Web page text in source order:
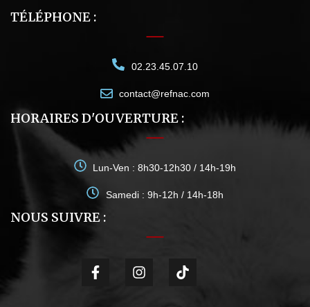
TÉLÉPHONE :
02.23.45.07.10
contact@refnac.com
HORAIRES D'OUVERTURE :
Lun-Ven : 8h30-12h30 / 14h-19h
Samedi : 9h-12h / 14h-18h
NOUS SUIVRE :